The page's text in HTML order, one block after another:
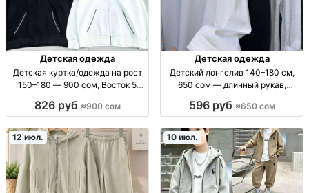
Детская одежда
Детская куртка/одежда на рост
150–180 — 900 сом, Восток 5
подростков; рост 150-180 см;
проход 100/24; из Китая; для
826 руб ≈900 сом
Детская одежда
Детский лонгслив 140–180 см,
650 сом — длинный рукав,
дет., дл.рукав, рост 140–180 см,
дома, базовый гардероб
596 руб ≈650 сом
12 июл. 10 июл.